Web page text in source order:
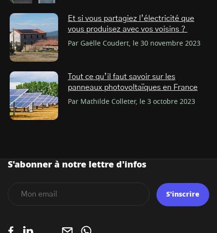
Et si vous partagiez l’électricité que
vous produisez avec vos voisins ?
Par Gaëlle Coudert, le 30 novembre 2023
Tout ce qu’il faut savoir sur les
panneaux photovoltaïques en France
Par Mathilde Colleter, le 3 octobre 2023
S'abonner à notre lettre d'infos
S'inscrire